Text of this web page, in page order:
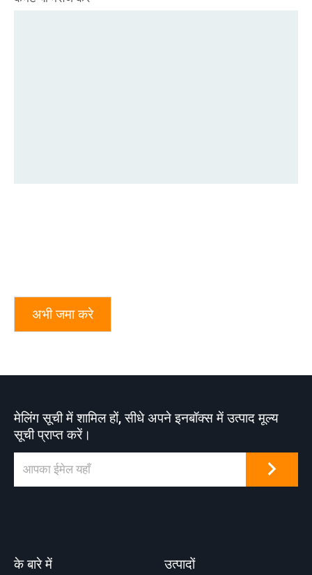
अभी जमा करे
मेलिंग सूची में शामिल हों, सीधे अपने इनबॉक्स में उत्पाद मूल्य
सूची प्राप्त करें।
के बारे में
उत्पादों